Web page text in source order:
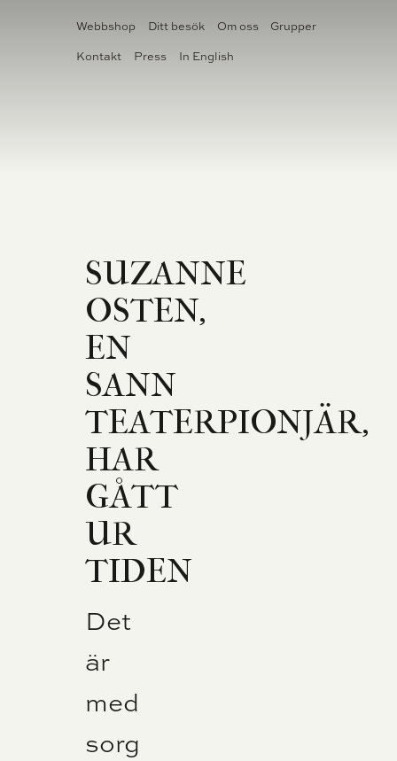
Webbshop Ditt besök Om oss
Grupper
Kontakt
Press In English
SUZANNE
OSTEN,
EN
SANN
TEATERPIONJÄR,
HAR
GÅTT
UR
TIDEN
Det
är
med
sorg